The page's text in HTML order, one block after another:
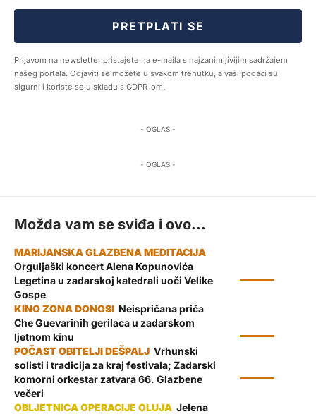
PRETPLATI SE
Prijavom na newsletter pristajete na e-maila s najzanimljivijim sadržajem
našeg portala. Odjaviti se možete u svakom trenutku, a vaši podaci su
sigurni i koriste se u skladu s GDPR-om.
- OGLAS -
- OGLAS -
Možda vam se sviđa i ovo...
Orguljaški koncert Alena Kopunovića
Legetina u zadarskoj katedrali uoči Velike
Gospe
Neispričana priča
Che Guevarinih gerilaca u zadarskom
ljetnom kinu
Vrhunski
solisti i tradicija za kraj festivala; Zadarski
komorni orkestar zatvara 66. Glazbene
večeri
Jelena